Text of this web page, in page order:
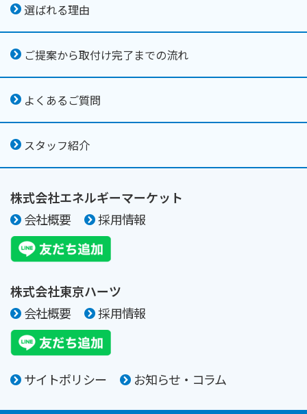
選ばれる理由
ご提案から取付け完了までの流れ
よくあるご質問
スタッフ紹介
株式会社エネルギーマーケット
会社概要
採用情報
株式会社東京ハーツ
会社概要
採用情報
サイトポリシー お知らせ・コラム